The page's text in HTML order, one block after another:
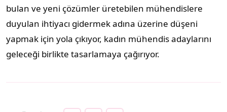
bulan ve yeni çözümler üretebilen mühendislere
duyulan ihtiyacı gidermek adına üzerine düşeni
yapmak için yola çıkıyor, kadın mühendis adaylarını
geleceği birlikte tasarlamaya çağırıyor.